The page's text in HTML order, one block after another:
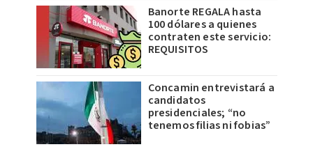
Banorte REGALA hasta
100 dólares a quienes
contraten este servicio:
REQUISITOS
Concamin entrevistará a
candidatos
presidenciales; “no
tenemos filias ni fobias”